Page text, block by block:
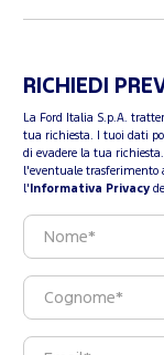
RICHIEDI
La Ford Italia S.p.A.
tua richiesta. I tuoi dati
di evadere la tua
l'eventuale trasferimento
l' Informativa Privacy